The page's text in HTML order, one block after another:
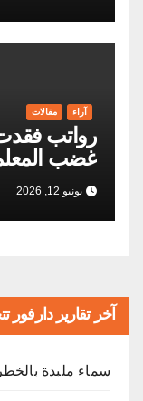
آراء مقالات
غضب
السودان؟
يونيو 12, 2026
آخر تقارير دارفور
ﺳﻤﺎء ﻣﻠﺒﺪة